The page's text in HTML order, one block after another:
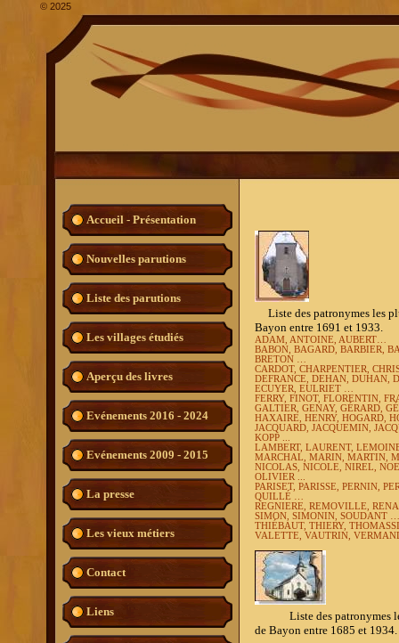
Accueil - Présentation
Nouvelles parutions
Liste des parutions
Les villages étudiés
Aperçu des livres
Evénements 2016 - 2024
Evénements 2009 - 2015
La presse
Les vieux métiers
Contact
Liens
Liste des patronymes les
Bayon entre 1691 et 1933.
ADAM, ANTOINE, AUBERT…
BABON, BAGARD, BARBIER,
BRETON …
CARDOT, CHARPENTIER,
DEFRANCE, DEHAN, DUHAN,
ECUYER, EULRIET …
FERRY, FINOT, FLORENTIN,
GALTIER, GENAY, GÉRARD,
HAXAIRE, HENRY, HOGARD,
JACQUARD, JACQUEMIN,
KOPP ...
LAMBERT, LAURENT,
MARCHAL, MARIN, MARTIN,
NICOLAS, NICOLE, NIREL,
OLIVIER ...
PARISET, PARISSE, PERNIN,
QUILLÉ …
REGNIERE, REMOVILLE,
SIMON, SIMONIN, SOUDANT …
THIÉBAUT, THIERY,
VALETTE, VAUTRIN,
Liste des patronymes les
de Bayon entre 1685 et 1934.
© 2025